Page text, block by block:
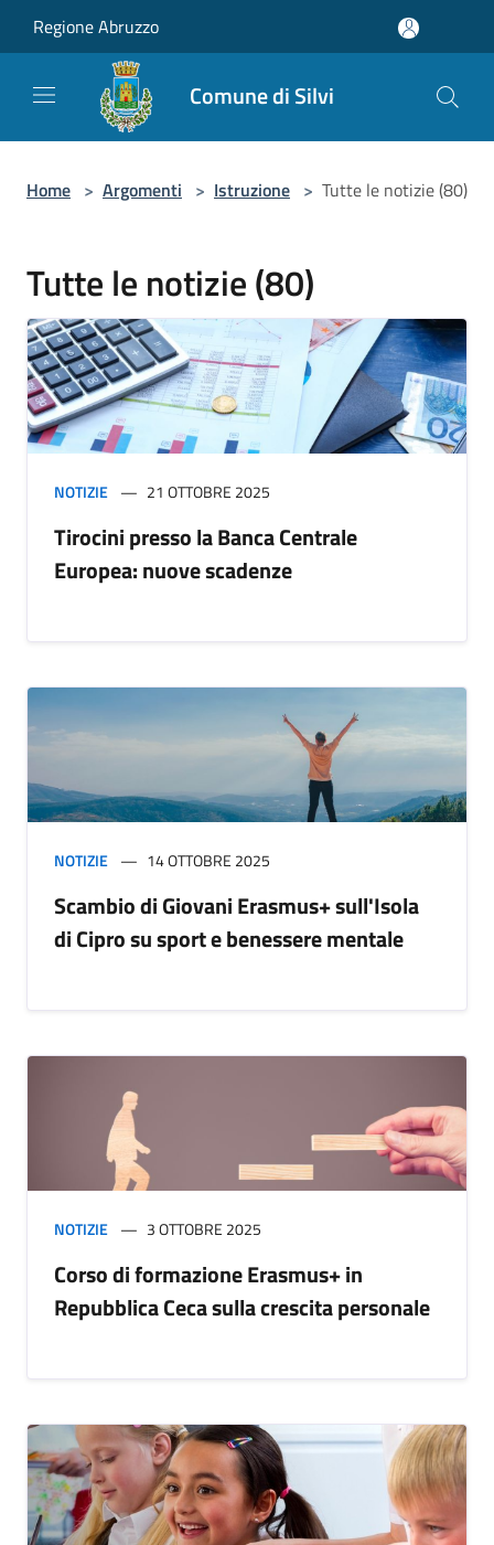
Regione Abruzzo
Comune di Silvi
Home > Argomenti > Istruzione > Tutte le notizie (80)
Tutte le notizie (80)
NOTIZIE 21 OTTOBRE 2025
Tirocini presso la Banca Centrale
Europea: nuove scadenze
NOTIZIE 14 OTTOBRE 2025
Scambio di Giovani Erasmus+ sull'Isola
di Cipro su sport e benessere mentale
NOTIZIE 3 OTTOBRE 2025
Corso di formazione Erasmus+ in
Repubblica Ceca sulla crescita personale